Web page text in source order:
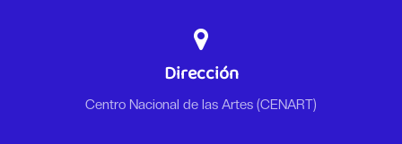
Dirección
Centro Nacional de las Artes (CENART)